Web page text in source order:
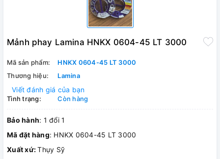
Mảnh phay Lamina HNKX 0604-45 LT 3000
Mã sản phẩm:
HNKX 0604-45 LT 3000
Thương hiệu:
Lamina
Viết đánh giá của bạn
Tình trạng: Còn hàng
Bảo hành: 1 đổi 1
Mã đặt hàng: HNKX 0604-45 LT 3000
Xuất xứ:Thụy Sỹ